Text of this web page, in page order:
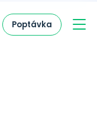
Poptávka